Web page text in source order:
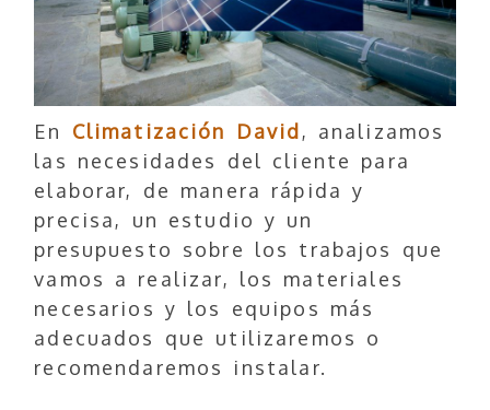
En Climatización David , analizamos
las necesidades del cliente para
elaborar, de manera rápida y
precisa, un estudio y un
presupuesto sobre los trabajos que
vamos a realizar, los materiales
necesarios y los equipos más
adecuados que utilizaremos o
recomendaremos instalar.